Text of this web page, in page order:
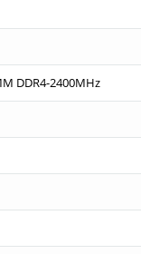
DDR4-2400MHz